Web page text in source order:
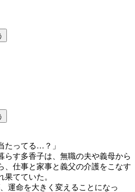
たってる…？」
らす多香子は、無職の夫や義母から
、仕事と家事と義父の介護をこなす
てていた。
運命を大きく変えることになっ